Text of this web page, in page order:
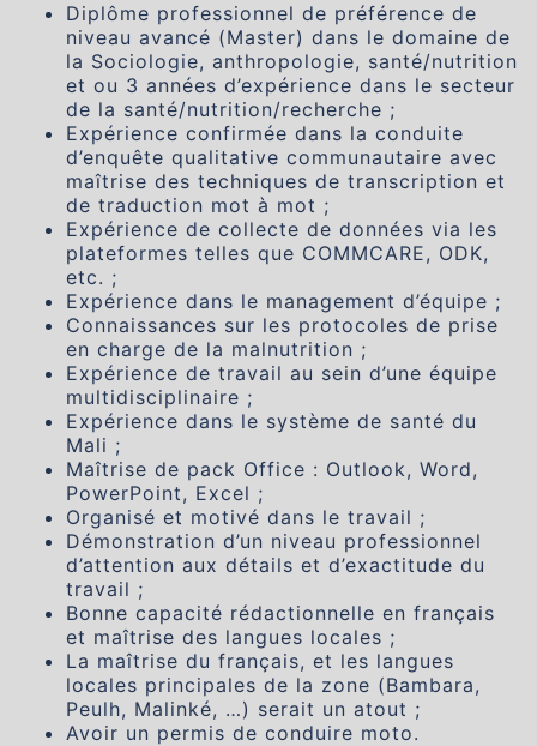
Diplôme professionnel de préférence de
niveau avancé (Master) dans le domaine de
la Sociologie, anthropologie, santé/nutrition
et ou 3 années d’expérience dans le secteur
de la santé/nutrition/recherche ;
Expérience confirmée dans la conduite
d’enquête qualitative communautaire avec
maîtrise des techniques de transcription et
de traduction mot à mot ;
Expérience de collecte de données via les
plateformes telles que COMMCARE, ODK,
etc. ;
Expérience dans le management d’équipe ;
Connaissances sur les protocoles de prise
en charge de la malnutrition ;
Expérience de travail au sein d’une équipe
multidisciplinaire ;
Expérience dans le système de santé du
Mali ;
Maîtrise de pack Office : Outlook, Word,
PowerPoint, Excel ;
Organisé et motivé dans le travail ;
Démonstration d’un niveau professionnel
d’attention aux détails et d’exactitude du
travail ;
Bonne capacité rédactionnelle en français
et maîtrise des langues locales ;
La maîtrise du français, et les langues
locales principales de la zone (Bambara,
Peulh, Malinké, …) serait un atout ;
Avoir un permis de conduire moto.